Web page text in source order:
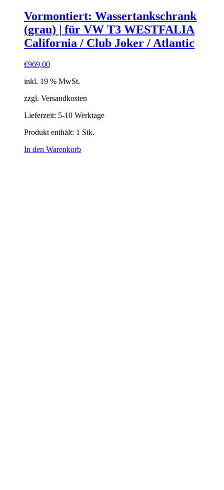
Vormontiert: Wassertankschrank
(grau) | für VW T3 WESTFALIA
California / Club Joker / Atlantic
€969,00
inkl. 19 % MwSt.
zzgl. Versandkosten
Lieferzeit: 5-10 Werktage
Produkt enthält: 1 Stk.
In den Warenkorb